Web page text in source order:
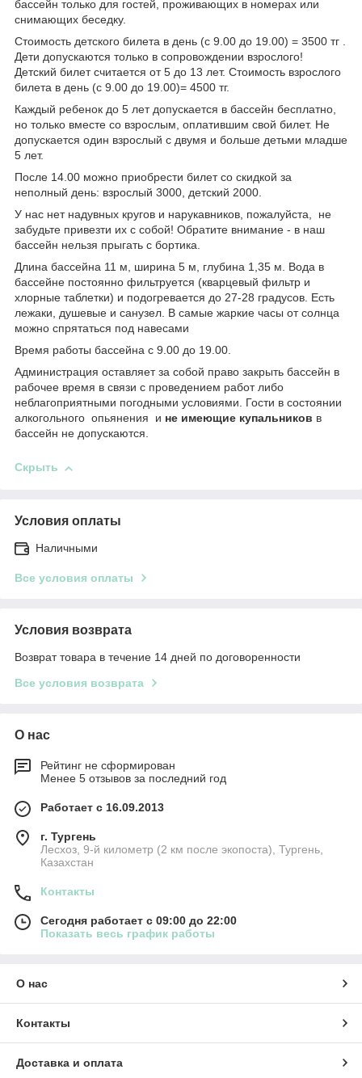
бассейн только для гостей, проживающих в номерах или
снимающих беседку.
Стоимость детского билета в день (с 9.00 до 19.00) = 3500 тг .
Дети допускаются только в сопровождении взрослого!
Детский билет считается от 5 до 13 лет. Стоимость взрослого
билета в день (с 9.00 до 19.00)= 4500 тг.
Каждый ребенок до 5 лет допускается в бассейн бесплатно,
но только вместе со взрослым, оплатившим свой билет. Не
допускается один взрослый с двумя и больше детьми младше
5 лет.
После 14.00 можно приобрести билет со скидкой за
неполный день: взрослый 3000, детский 2000.
У нас нет надувных кругов и нарукавников, пожалуйста, не
забудьте привезти их с собой! Обратите внимание - в наш
бассейн нельзя прыгать с бортика.
Длина бассейна 11 м, ширина 5 м, глубина 1,35 м. Вода в
бассейне постоянно фильтруется (кварцевый фильтр и
хлорные таблетки) и подогревается до 27-28 градусов. Есть
лежаки, душевые и санузел. В самые жаркие часы от солнца
можно спрятаться под навесами
Время работы бассейна с 9.00 до 19.00.
Администрация оставляет за собой право закрыть бассейн в
рабочее время в связи с проведением работ либо
неблагоприятными погодными условиями. Гости в состоянии
алкогольного опьянения и не имеющие купальников в
бассейн не допускаются.
Скрыть
Условия оплаты
Наличными
Все условия оплаты
Условия возврата
Возврат товара в течение 14 дней по договоренности
Все условия возврата
О нас
Рейтинг не сформирован
Менее 5 отзывов за последний год
Работает с 16.09.2013
г. Тургень
Лесхоз, 9-й километр (2 км после экопоста), Тургень,
Казахстан
Контакты
Сегодня работает с 09:00 до 22:00
Показать весь график работы
О нас
Контакты
Доставка и оплата